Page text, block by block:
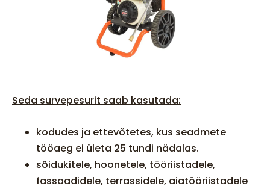
Seda survepesurit saab kasutada:
kodudes ja ettevõtetes, kus seadmete
tööaeg ei ületa 25 tundi nädalas.
sõidukitele, hoonetele, tööriistadele,
fassaadidele, terrassidele, aiatööriistadele